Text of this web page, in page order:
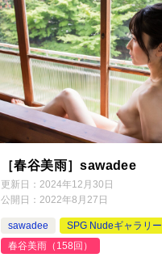
［春谷美雨］sawadee
更新日： 2024年12月30日
公開日： 2022年8月27日
sawadee
SPG Nudeギャラリー
春谷美雨（158回）